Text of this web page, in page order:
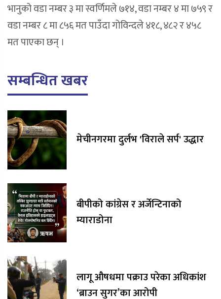
भानुको वडा नम्बर ३ मा स्वर्णिमले ७१४, वडा नम्बर ४ मा ७५९ र
वडा नम्बर ८ मा ८५६ मत पाउँदा गोविन्दले ४१८, ४८२ र ४५८
मत पाएका छन् ।
सम्बन्धित खबर
मेचीनगरमा दुर्लभ 'विराले सर्प' उद्धार
बीपीको कांग्रेस र अर्जेन्टिनाको
म्याराडोना
लागू औषधमा पक्राउ परेका अधिकांश
‘ब्राउन सुगर’का आरोपी